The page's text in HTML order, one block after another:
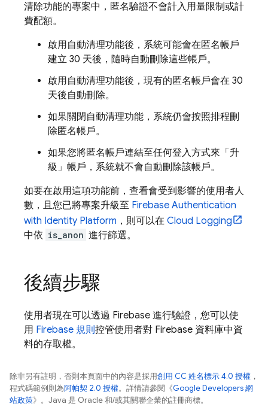
清除功能的專案中，匿名驗證不會計入用量限制或計
費配額。
啟用自動清理功能後，系統可能會在匿名帳戶
建立 30 天後，隨時自動刪除這些帳戶。
啟用自動清理功能後，現有的匿名帳戶會在 30
天後自動刪除。
如果關閉自動清理功能，系統仍會按照排程刪
除匿名帳戶。
如果您將匿名帳戶連結至任何登入方式來「升
級」帳戶，系統就不會自動刪除該帳戶。
如要在啟用這項功能前，查看會受到影響的使用者人
數，且您已將專案升級至 Firebase Authentication
with Identity Platform ，則可以在 Cloud Logging
中依 is_anon 進行篩選。
後續步驟
使用者現在可以透過 Firebase 進行驗證，您可以使
用 Firebase 規則控管使用者對 Firebase 資料庫中資
料的存取權。
除非另有註明，否則本頁面中的內容是採用創用 CC 姓名標示 4.0 授權 ，
程式碼範例則為阿帕契 2.0 授權。詳情請參閱《Google Developers 網
站政策》。Java 是 Oracle 和/或其關聯企業的註冊商標。